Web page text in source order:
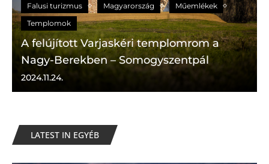
Falusi turizmus
Magyarország
Műemlékek
Templomok
A felújított Varjaskéri templomrom a
Nagy-Berekben – Somogyszentpál
2024.11.24.
LATEST IN EGYÉB